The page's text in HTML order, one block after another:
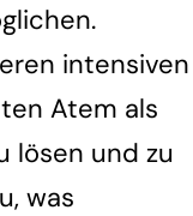
intensiven
Atem als
lösen und zu
was